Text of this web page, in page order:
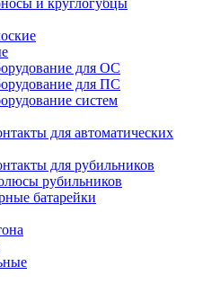
для ОС
для ПС
систем
для автоматических
для рубильников
рубильников
батарейки